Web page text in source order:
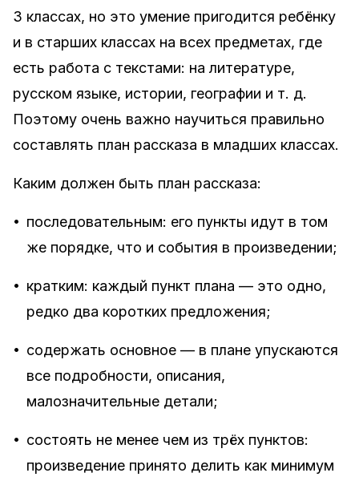
3 классах, но это умение пригодится ребёнку
и в старших классах на всех предметах, где
есть работа с текстами: на литературе,
русском языке, истории, географии и т. д.
Поэтому очень важно научиться правильно
составлять план рассказа в младших классах.
Каким должен быть план рассказа:
• последовательным: его пункты идут в том
же порядке, что и события в произведении;
• кратким: каждый пункт плана — это одно,
редко два коротких предложения;
• содержать основное — в плане упускаются
все подробности, описания,
малозначительные детали;
• состоять не менее чем из трёх пунктов:
произведение принято делить как минимум